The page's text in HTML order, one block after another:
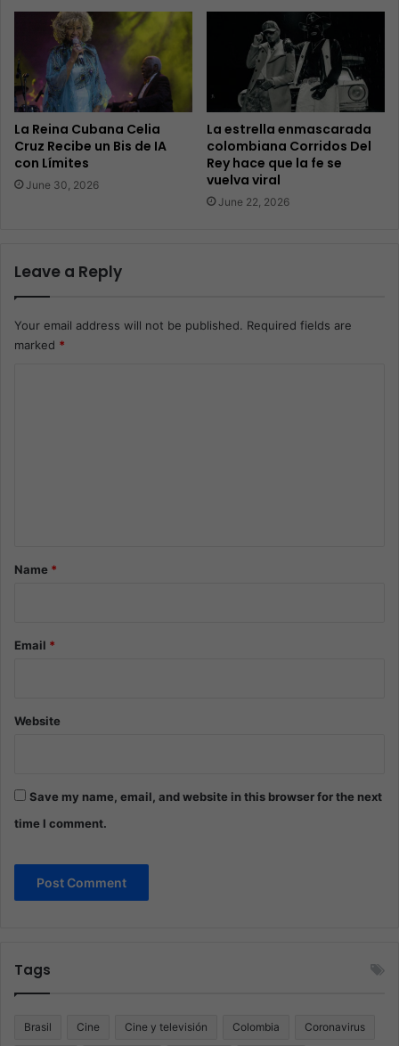
La Reina Cubana Celia
Cruz Recibe un Bis de IA
con Límites
June 30, 2026
La estrella enmascarada
colombiana Corridos Del
Rey hace que la fe se
vuelva viral
June 22, 2026
Leave a Reply
Your email address will not be published. Required fields are
marked *
*Name *
Email *
Website
Save my name, email, and website in this browser for the next
time I comment.
Tags
Brasil Cine Cine y televisión Colombia Coronavirus